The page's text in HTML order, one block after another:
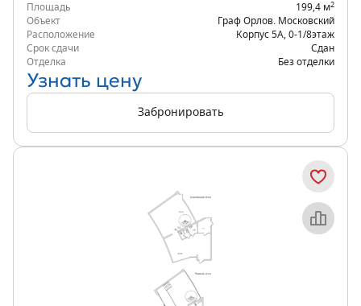
Площадь 199,4 м2
Объект
Граф Орлов. Московский
Расположение
Корпус 5А 0-1/8этаж
Срок сдачи
Сдан
Отделка
Без отделки
Узнать цену
Забронировать
Объект месяца